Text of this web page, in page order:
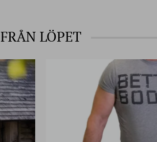
FRÅN LÖPET